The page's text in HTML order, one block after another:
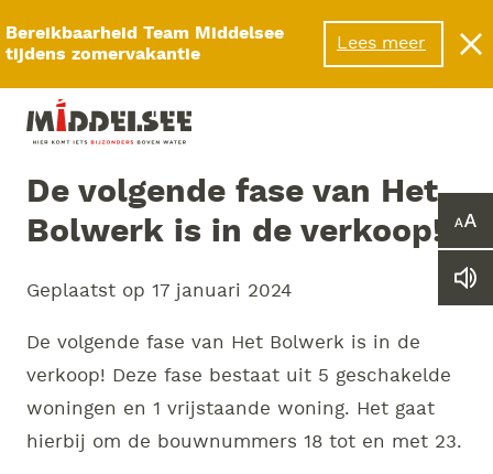
Bereikbaarheid Team Middelsee
tijdens zomervakantie
Lees meer
Menu
of
De volgende fase van Het
Bolwerk is in de verkoop!
Geplaatst op 17 januari 2024
De volgende fase van Het Bolwerk is in de
verkoop! Deze fase bestaat uit 5 geschakelde
woningen en 1 vrijstaande woning. Het gaat
hierbij om de bouwnummers 18 tot en met 23.